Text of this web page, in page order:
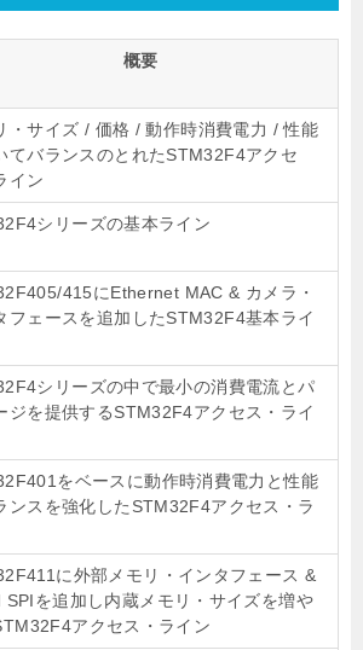
概要
・サイズ / 価格 / 動作時消費電力 / 性能
てバランスのとれたSTM32F4アクセ
イン
シリーズの基本ライン
415にEthernet MAC & カメラ・
フェースを追加したSTM32F4基本ライ
シリーズの中で最小の消費電流とパ
ジを提供するSTM32F4アクセス・ライ
をベースに動作時消費電力と性能
ンスを強化したSTM32F4アクセス・ラ
に外部メモリ・インタフェース &
SPIを追加し内蔵メモリ・サイズを増や
アクセス・ライン